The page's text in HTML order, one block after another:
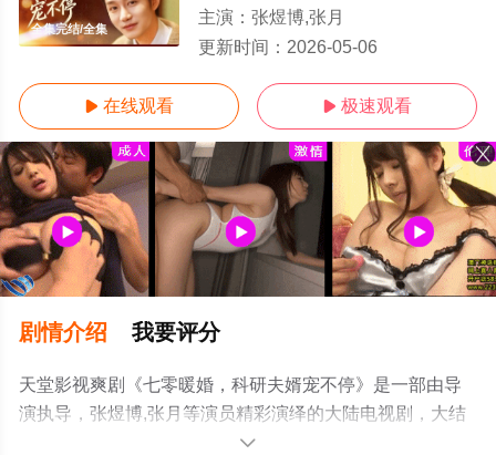
全集完结/全集
主演： 张煜博,张月
更新时间： 2026-05-06
 在线观看  极速观看
剧情介绍 我要评分
天堂影视爽剧《七零暖婚，科研夫婿宠不停》是一部由导
演执导，张煜博,张月等演员精彩演绎的大陆电视剧，大结
局剧情已揭晓（全集完结），手机免费观看高清无删减完
